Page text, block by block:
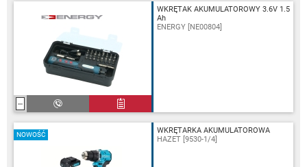
WKRĘTAK AKUMULATOROWY 3.6V 1.5
Ah
ENERGY [NE00804]
NOWOŚĆ
WKRĘTARKA AKUMULATOROWA
HAZET [9530-1/4]